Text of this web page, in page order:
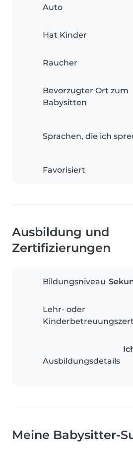
Auto
Hat Kinder
Raucher
Bevorzugter Ort zum
Babysitten
Sprachen, die ich
Favorisiert
Ausbildung und
Zertifizierungen
Bildungsniveau
Lehr- oder
Ausbildungsdetails
Meine Babysitter-